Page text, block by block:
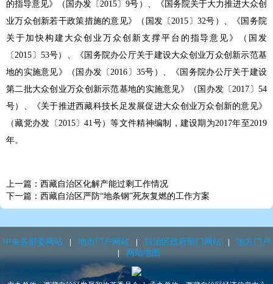
的指导意见》（国办发〔2015〕9号）、《国务院关于大力推进大众创
业万众创新若干政策措施的意见》（国发〔2015〕32号）、《国务院
关于加快构建大众创业万众创新支撑平台的指导意见》（国发
〔2015〕53号）、《国务院办公厅关于建设大众创业万众创新示范基
地的实施意见》（国办发〔2016〕35号）、《国务院办公厅关于建设
第二批大众创业万众创新示范基地的实施意见》（国办发〔2017〕54
号）、《关于推进西藏科技长足发展促进大众创业万众创新的意见》
（藏党办发〔2015〕41号）等文件精神编制，建设期为2017年至2019
年。
上一篇：西藏自治区化解产能过剩工作情况
下一篇：西藏自治区严防“地条钢”死灰复燃的工作方案
中央各部委网站 地市门户网站 自治区政府部门网站
地方门户
网站地图